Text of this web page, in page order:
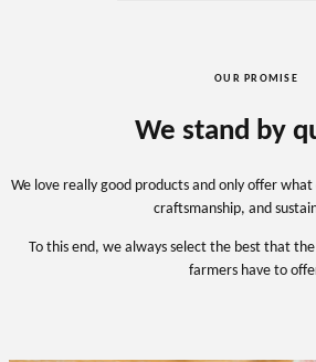
OUR PROMISE
We stand by
We love really good products and only offer
craftsmanship, and
To this end, we always select the best that
farmers have to